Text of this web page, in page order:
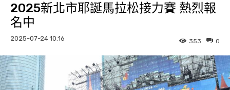
2025新北市耶誕馬拉松接力賽 熱烈報
名中
2025-07-24 10:16 0
353